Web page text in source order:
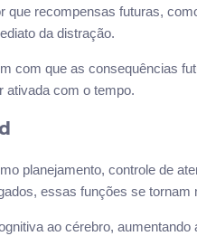
recompensas futuras,
da distração.
com que as consequências
ativada com o tempo.
planejamento, controle de
essas funções se tornam
ao cérebro, aumentando